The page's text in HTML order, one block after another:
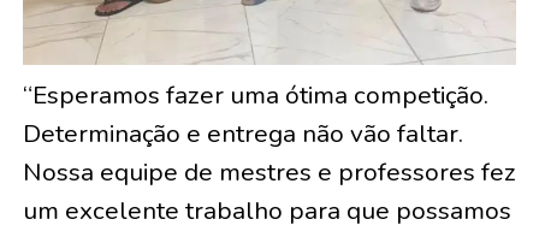
“Esperamos fazer uma ótima competição.
Determinação e entrega não vão faltar.
Nossa equipe de mestres e professores fez
um excelente trabalho para que possamos